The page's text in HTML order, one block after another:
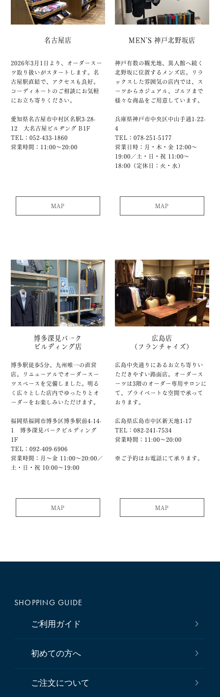
名古屋店
2026年3月1日より、オーダースー
ツ取り扱いがスタートします。名
古屋駅直結で、アクセスも良好。
コーディネートのご相談にお気軽
にお立ち寄りください。
愛知県名古屋市中村区名駅3-28-
12 大名古屋ビルヂング B1F
TEL：052-433-1860
営業時間：11:00～20:00
MAP
MEN’S 神戸北野坂店
神戸有数の観光地、異人館へ続く
北野坂に位置するメンズ店。リラ
ックスした雰囲気の店内では、ス
ーツからカジュアル、ゴルフまで
様々な商品をご用意しています。
兵庫県神戸市中央区中山手通1-22-
4
TEL：078-251-5177
営業日時：月・木・金 12:00～
19:00／土・日・祝 11:00～
18:00（定休日：火・水）
MAP
博多深見パーク
ビルディング店
博多駅徒歩5分、九州唯一の直営
店。リニューアルでオーダースー
ツスペースを完備しました。明る
く広々とした店内でゆったりとオ
ーダーをお楽しみいただけます。
福岡県福岡市博多区博多駅前4-14-
1 博多深見パークビルディング
1F
TEL：092-409-6906
営業時間：月～金 11:00～20:00／
土・日・祝 10:00～19:00
MAP
広島店
（フランチャイズ）
広島中央通りにあるお立ち寄りい
ただきやすい路面店。オーダース
ーツは3階のオーダー専用サロンに
て、プライベートな空間で承って
おります。
広島県広島市中区新天地1-17
TEL：082-241-7534
営業時間：11:00～20:00
※ご予約はお電話にて承ります。
MAP
SHOPPING GUIDE
ご利用ガイド
初めての方へ
ご注文について